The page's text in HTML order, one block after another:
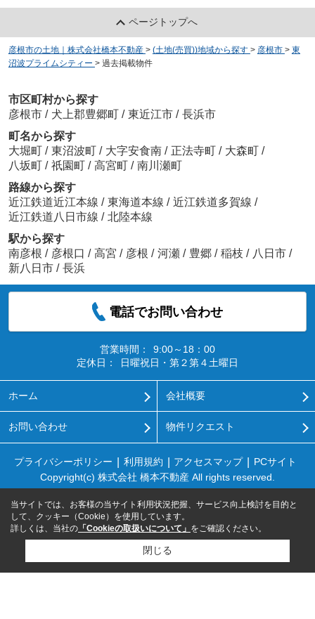
ページトップへ
彦根市の土地｜株式会社橋本不動産 > (土地(売買))地域から探す > 彦根市 > 東
沼波プライムシティー > 過去掲載物件
市区町村から探す
彦根市 / 犬上郡豊郷町 / 東近江市 / 長浜市
町名から探す
大堀町 / 東沼波町 / 大字安食南 / 正法寺町 / 大森町 /
八坂町 / 祇園町 / 高宮町 / 南川瀬町
路線から探す
近江鉄道近江本線 / 東海道本線 / 近江鉄道多賀線 /
近江鉄道八日市線 / 北陸本線
駅から探す
南彦根 / 彦根口 / 高宮 / 彦根 / 河瀬 / 豊郷 / 稲枝 / 八日市 /
新八日市 / 長浜
電話でお問い合わせ
営業時間：
9:00～18：00
定休日：
日曜祝日・第２第４土曜日
ホーム 会社概要
お問い合わせ 物件リクエスト
プライバシーポリシー 利用規約 アクセスマップ
PCサイト
Copyright(c) 株式会社 橋本不動産 All rights reserved.
当サイトでは、お客様の当サイト利用状況把握、サービス向上検討を目的と
して、クッキー（Cookie）を使用しています。
詳しくは、当社の 「Cookieの取扱いについて」 をご確認ください。
閉じる